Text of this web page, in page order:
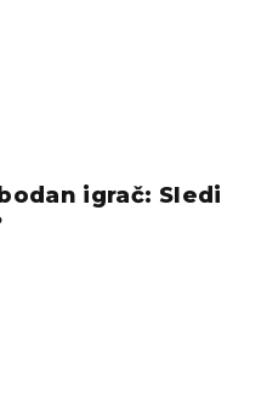
igrač: Sledi